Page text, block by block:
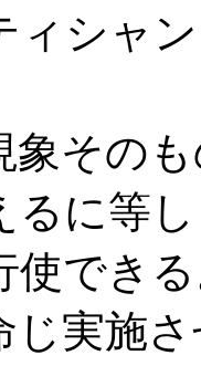
シャ
その
るに等
使でき
実施